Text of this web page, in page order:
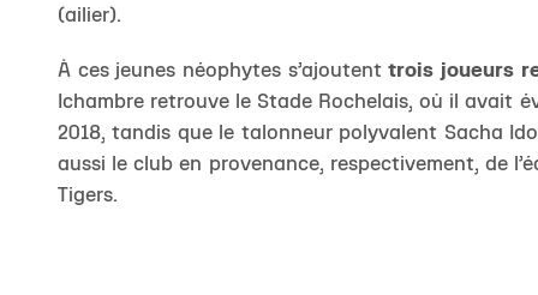
(ailier).
À ces jeunes néophytes s’ajoutenttrois joueurs
Ichambre retrouve le Stade Rochelais, où il avait
2018, tandis que le talonneur polyvalent Sacha
aussi le club en provenance, respectivement, de
Tigers.